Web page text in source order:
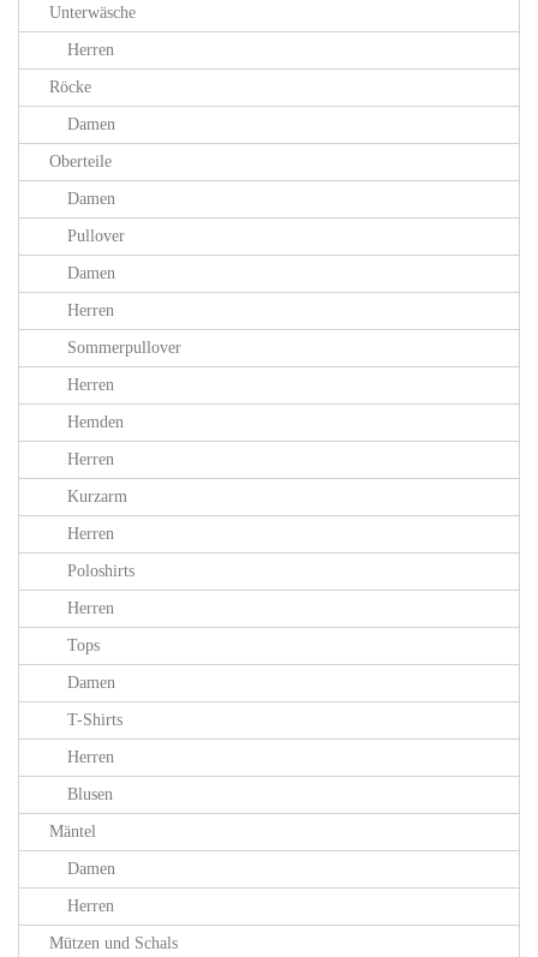
Unterwäsche
Herren
Röcke
Damen
Oberteile
Damen
Pullover
Damen
Herren
Sommerpullover
Herren
Hemden
Herren
Kurzarm
Herren
Poloshirts
Herren
Tops
Damen
T-Shirts
Herren
Blusen
Mäntel
Damen
Herren
Mützen und Schals